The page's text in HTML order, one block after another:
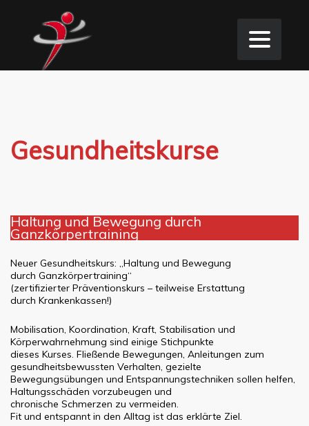
Gesundheitskurse
Haltung und Bewegung durch
Ganzkörpertraining
Neuer Gesundheitskurs: „Haltung und Bewegung
durch Ganzkörpertraining“
(zertifizierter Präventionskurs – teilweise Erstattung
durch Krankenkassen!)
Mobilisation, Koordination, Kraft, Stabilisation und
Körperwahrnehmung sind einige Stichpunkte
dieses Kurses. Fließende Bewegungen, Anleitungen zum
gesundheitsbewussten Verhalten, gezielte
Bewegungsübungen und Entspannungstechniken sollen helfen,
Haltungsschäden vorzubeugen und
chronische Schmerzen zu vermeiden.
Fit und entspannt in den Alltag ist das erklärte Ziel.